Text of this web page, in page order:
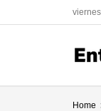
Home